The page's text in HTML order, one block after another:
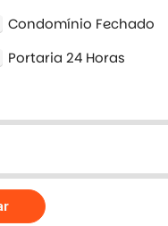
Condomínio Fechado
Portaria 24 Horas